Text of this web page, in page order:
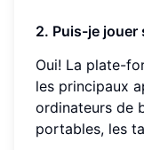
2. Puis-je jouer
Oui! La plate-
les principaux
ordinateurs de
portables, les